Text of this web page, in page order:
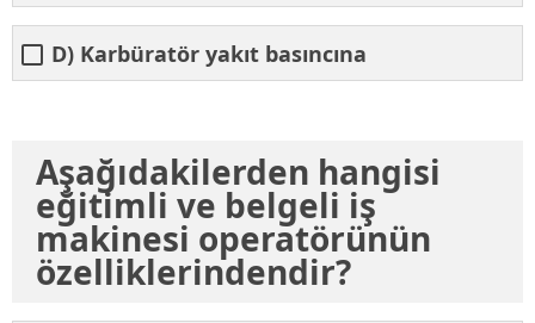
D) Karbüratör yakıt basıncına
Aşağıdakilerden hangisi
eğitimli ve belgeli iş
makinesi operatörünün
özelliklerindendir?